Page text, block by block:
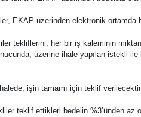
EKAP üzerinden elektronik ortamda
tekliflerini, her bir iş kaleminin
üzerine ihale yapılan istekli
işin tamamı için teklif verilecektir.
teklif ettikleri bedelin %3’ünden az